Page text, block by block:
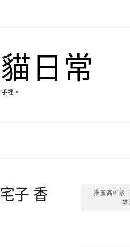
日常
裡。
子 香
推薦高雄駁
雄